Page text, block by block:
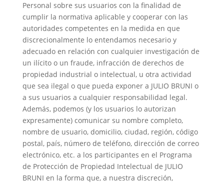
Personal sobre sus usuarios con la finalidad de
cumplir la normativa aplicable y cooperar con las
autoridades competentes en la medida en que
discrecionalmente lo entendamos necesario y
adecuado en relación con cualquier investigación de
un ilícito o un fraude, infracción de derechos de
propiedad industrial o intelectual, u otra actividad
que sea ilegal o que pueda exponer a JULIO BRUNI o
a sus usuarios a cualquier responsabilidad legal.
Además, podemos (y los usuarios lo autorizan
expresamente) comunicar su nombre completo,
nombre de usuario, domicilio, ciudad, región, código
postal, país, número de teléfono, dirección de correo
electrónico, etc. a los participantes en el Programa
de Protección de Propiedad Intelectual de JULIO
BRUNI en la forma que, a nuestra discreción,